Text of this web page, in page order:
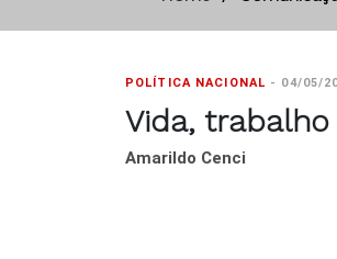
POLÍTICA NACIONAL - 04/05/
Vida,
Amarildo Cenci